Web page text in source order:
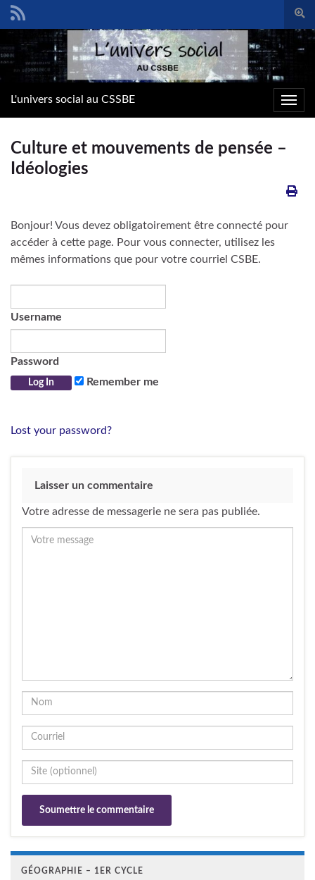
form
Search for:
L'univers social au CSSBE
Culture et mouvements de pensée –
Idéologies
Bonjour! Vous devez obligatoirement être connecté pour
accéder à cette page. Pour vous connecter, utilisez les
mêmes informations que pour votre courriel CSBE.
Username
Password
Remember me
Lost your password?
Laisser un commentaire
Votre adresse de messagerie ne sera pas publiée.
GÉOGRAPHIE – 1ER CYCLE